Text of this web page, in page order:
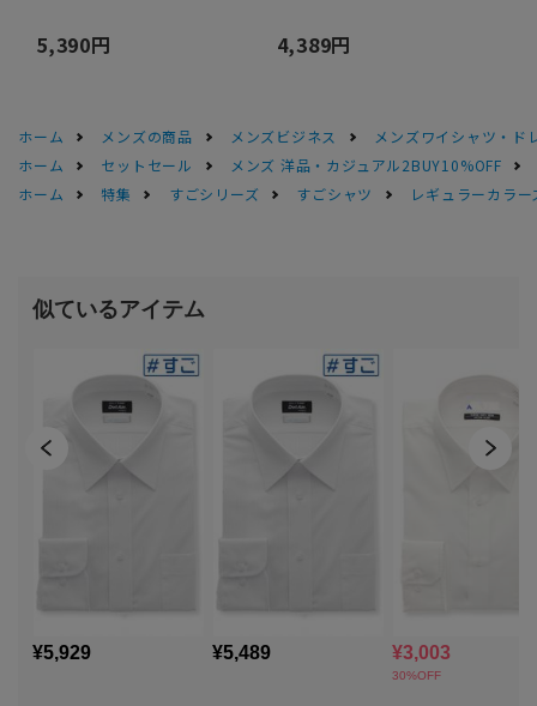
5,390円 4,389円
ホーム メンズの商品 メンズビジネス
メンズワイシャツ・ド
ホーム
セットセール
メンズ 洋品・カジュアル2BUY10%OFF
ホーム
特集 すごシリーズ すごシャツ レギュラーカラ